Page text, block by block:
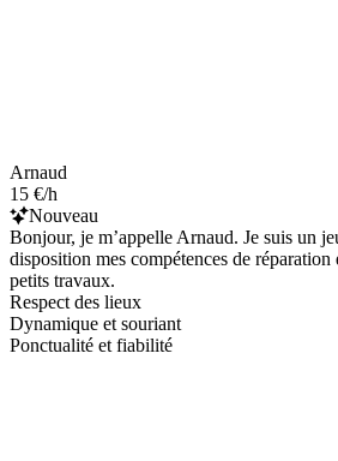
Arnaud
15 €/h
Nouveau
Bonjour, je m’appelle Arnaud. Je suis un
disposition mes compétences de réparation
petits travaux.
Respect des lieux
Dynamique et souriant
Ponctualité et fiabilité